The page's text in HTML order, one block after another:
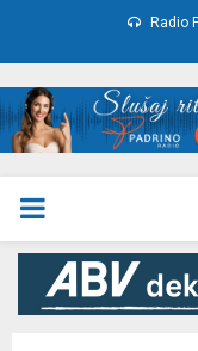
Radio
PRIMARY
MENU